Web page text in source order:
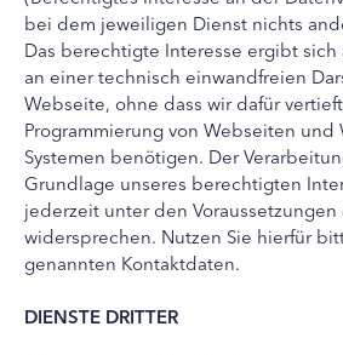
bei dem jeweiligen Dienst nichts
Das berechtigte Interesse ergibt sich
an einer technisch einwandfreien
Webseite, ohne dass wir dafür
Programmierung von Webseiten und
Systemen benötigen. Der
Grundlage unseres berechtigten
jederzeit unter den Voraussetzungen
widersprechen. Nutzen Sie hierfür
genannten Kontaktdaten.
DIENSTE DRITTER